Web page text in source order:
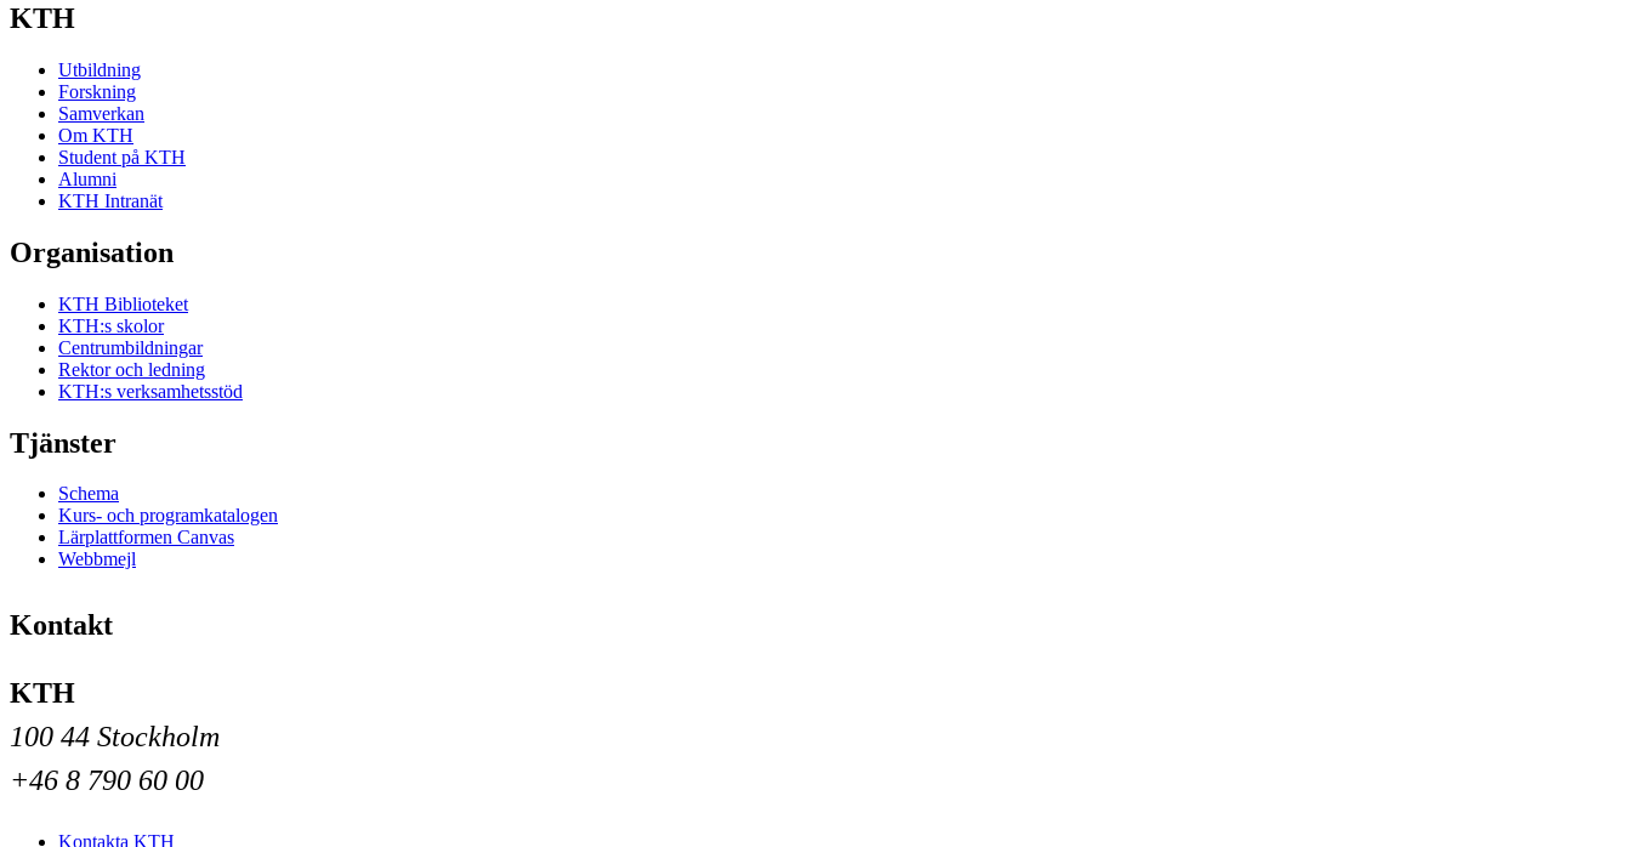
KTH
Utbildning
Forskning
Samverkan
Om KTH
Student på KTH
Alumni
KTH Intranät
Organisation
KTH Biblioteket
KTH:s skolor
Centrumbildningar
Rektor och ledning
KTH:s verksamhetsstöd
Tjänster
Schema
Kurs- och programkatalogen
Lärplattformen Canvas
Webbmejl
Kontakt
KTH
100 44 Stockholm
+46 8 790 60 00
Kontakta KTH